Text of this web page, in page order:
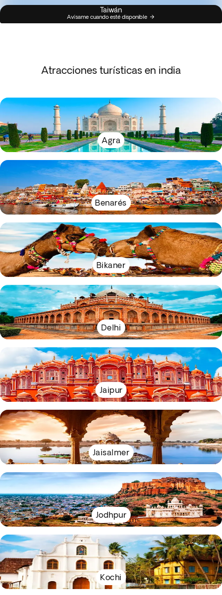
Taiwán
Avísame cuando esté disponible
Atracciones turísticas en india
Agra
Benarés
Bikaner
Delhi
Jaipur
Jaisalmer
Jodhpur
Kochi